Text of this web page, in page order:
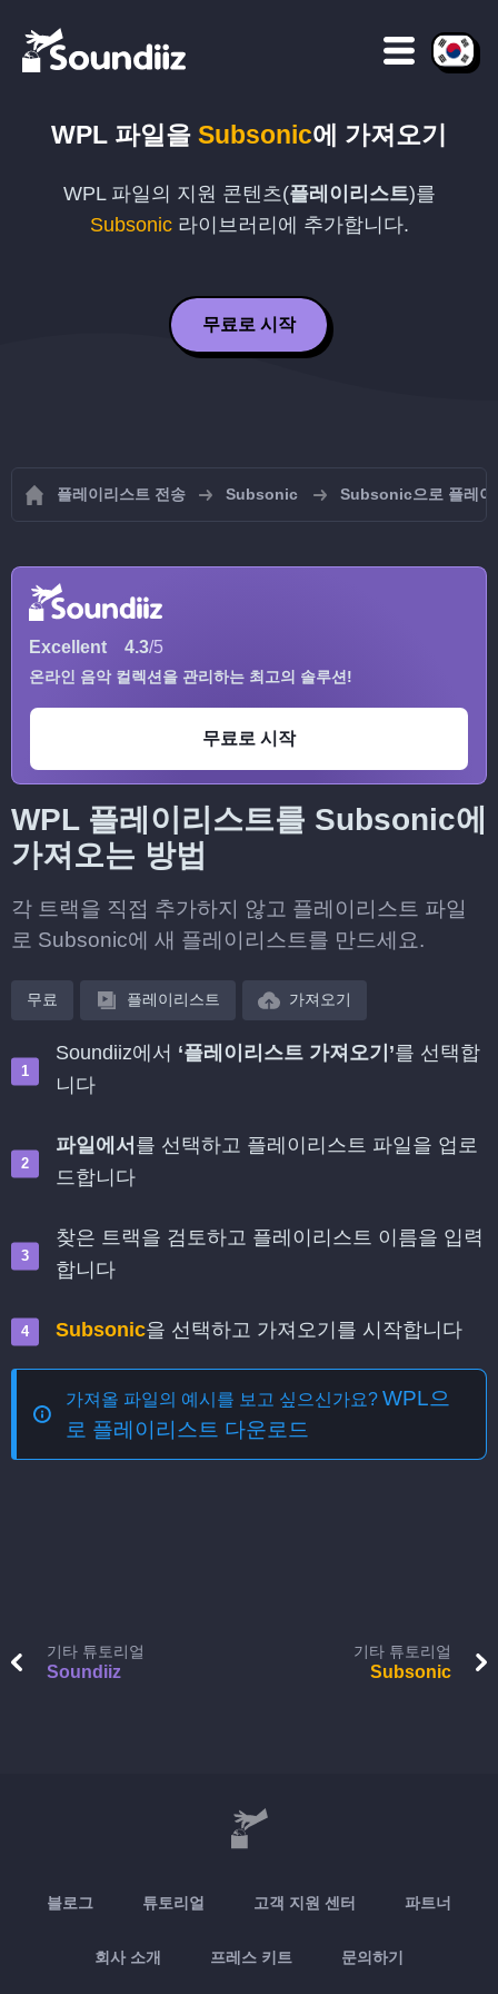
WPL 파일을 Subsonic에 가져오기
WPL파일의 지원 콘텐츠(플레이리스트)를
Subsonic라이브러리에 추가합니다.
무료로 시작
플레이리스트 전송 Subsonic Subsonic으로 플레이
Excellent 4.3/5
온라인 음악 컬렉션을 관리하는 최고의 솔루션!
무료로 시작
WPL 플레이리스트를 Subsonic에
가져오는 방법
각 트랙을 직접 추가하지 않고 플레이리스트 파일
로 Subsonic에 새 플레이리스트를 만드세요.
무료 플레이리스트 가져오기
Soundiiz에서 ‘플레이리스트 가져오기’를 선택합
니다
파일에서 를 선택하고 플레이리스트 파일을 업로
드합니다
찾은 트랙을 검토하고 플레이리스트 이름을 입력
합니다
Subsonic을 선택하고 가져오기를 시작합니다
가져올 파일의 예시를 보고 싶으신가요? WPL으
로 플레이리스트 다운로드
기타 튜토리얼
Soundiiz
기타 튜토리얼
Subsonic
블로그 튜토리얼 고객 지원 센터 파트너
회사 소개 프레스 키트 문의하기